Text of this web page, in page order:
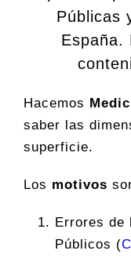
Públicas
España.
Hacemos
saber las
superficie.
Los motivos
Errores de
Públicos (